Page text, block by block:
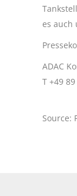
es auch
ADAC
T +49
Source: